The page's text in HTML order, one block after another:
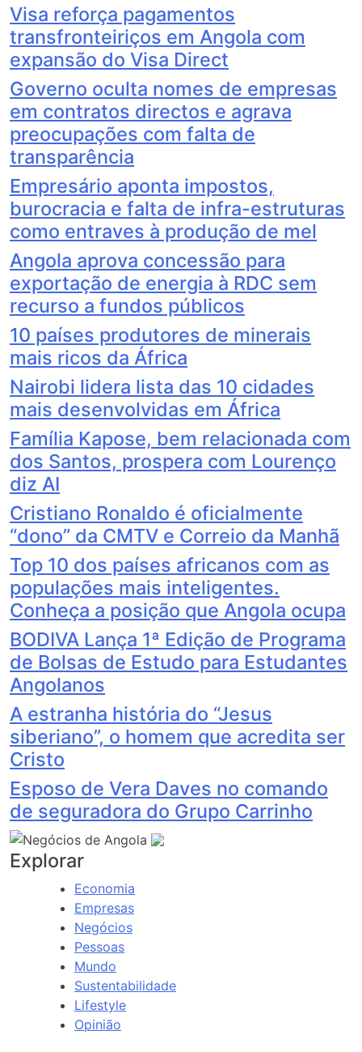
Visa reforça pagamentos
transfronteiriços em Angola com
expansão do Visa Direct
Governo oculta nomes de empresas
em contratos directos e agrava
preocupações com falta de
transparência
Empresário aponta impostos,
burocracia e falta de infra-estruturas
como entraves à produção de mel
Angola aprova concessão para
exportação de energia à RDC sem
recurso a fundos públicos
10 países produtores de minerais
mais ricos da África
Nairobi lidera lista das 10 cidades
mais desenvolvidas em África
Família Kapose, bem relacionada com
dos Santos, prospera com Lourenço
diz AI
Cristiano Ronaldo é oficialmente
“dono” da CMTV e Correio da Manhã
Top 10 dos países africanos com as
populações mais inteligentes.
Conheça a posição que Angola ocupa
BODIVA Lança 1ª Edição de Programa
de Bolsas de Estudo para Estudantes
Angolanos
A estranha história do “Jesus
siberiano”, o homem que acredita ser
Cristo
Esposo de Vera Daves no comando
de seguradora do Grupo Carrinho
Explorar
Economia
Empresas
Negócios
Pessoas
Mundo
Sustentabilidade
Lifestyle
Opinião